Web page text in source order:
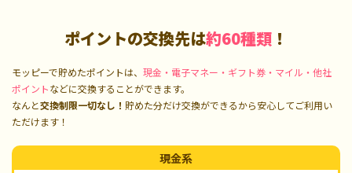
ポイントの交換先は約60種類 ！
モッピーで貯めたポイントは、 現金・電子マネー・ギフト券・マイル・他社
ポイントなどに交換することができます。
なんと交換制限一切なし！ 貯めた分だけ交換ができるから安心してご利用い
ただけます！
現金系